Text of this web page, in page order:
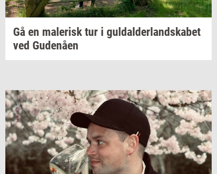
Gå en ma­le­risktur i gul­dal­der­land­ska­bet
ved Gu­denå­en